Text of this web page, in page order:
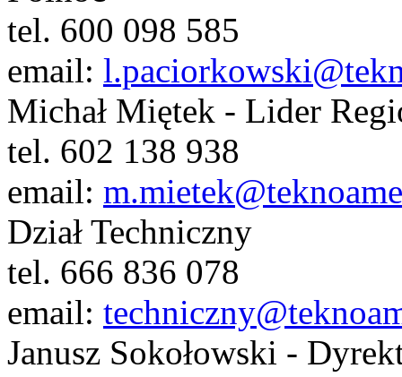
tel. 600 098 585
email:
Michał Miętek - Lider
tel. 602 138 938
email:
Dział Techniczny
tel. 666 836 078
email:
Janusz Sokołowski -